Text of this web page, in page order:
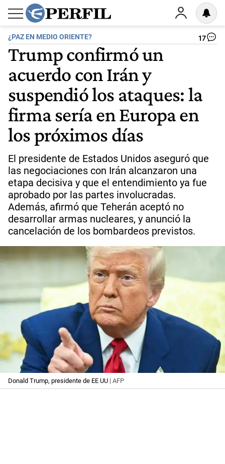
¿PAZ EN MEDIO ORIENTE? 17
Trump confirmó un
acuerdo con Irán y
suspendió los ataques: la
firma sería en Europa en
los próximos días
El presidente de Estados Unidos aseguró que
las negociaciones con Irán alcanzaron una
etapa decisiva y que el entendimiento ya fue
aprobado por las partes involucradas.
Además, afirmó que Teherán aceptó no
desarrollar armas nucleares, y anunció la
cancelación de los bombardeos previstos.
Donald Trump, presidente de EE UU | AFP